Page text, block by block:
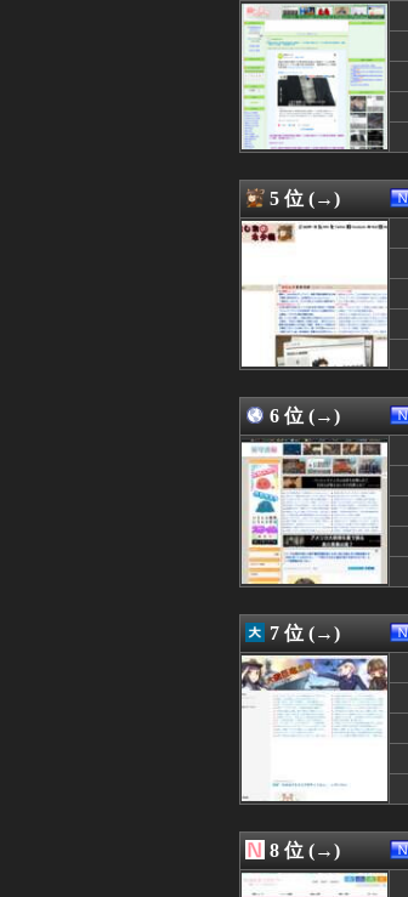
08/06 18:30
08/06 18:22
08/06 18:20
08/06 18:20
08/06 18:12
08/06 18:10
08/06 18:09
08/06 18:03
08/06 18:02
08/06 18:02
08/06 18:00
08/06 18:00
08/06 18:00
08/06 18:00
08/06 18:00
08/06 18:00
08/06 18:00
08/06 18:00
08/06 18:00
08/06 17:56
08/06 17:55
08/06 17:53
08/06 17:50
08/06 17:40
08/06 17:40
08/06 17:30
08/06 17:30
08/06 17:29
08/06 17:20
08/06 17:12
08/06 17:10
08/06 17:06
08/06 17:03
08/06 17:03
5 位 (→)
6 位 (→)
7 位 (→)
8 位 (→)